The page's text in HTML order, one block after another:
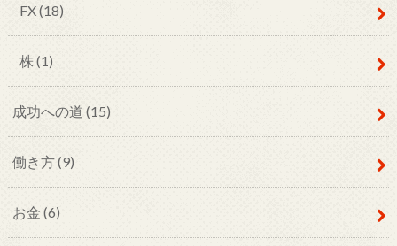
FX(18)
株 (1)
成功への道 (15)
働き方(9)
お金 (6)